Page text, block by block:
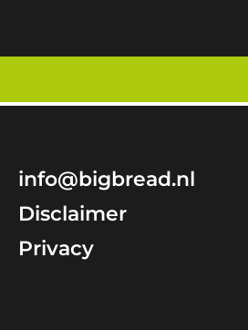
info@bigbread.nl
Disclaimer
Privacy